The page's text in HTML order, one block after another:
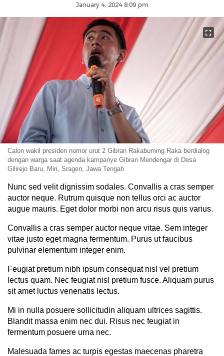
January 4, 2024 8:09 pm
Calon wakil presiden nomor urut 2 Gibran Rakabuming Raka berdialog
dengan warga saat agenda kampanye Gibran Mendengar di Desa
Gilirejo Baru, Miri, Sragen, Jawa Tengah
Nunc sed velit dignissim sodales. Convallis a cras semper
auctor neque. Rutrum quisque non tellus orci ac auctor
augue mauris. Eget dolor morbi non arcu risus quis varius.
Convallis a cras semper auctor neque vitae. Sem integer
vitae justo eget magna fermentum. Purus ut faucibus
pulvinar elementum integer enim.
Feugiat pretium nibh ipsum consequat nisl vel pretium
lectus quam. Nec feugiat nisl pretium fusce. Aliquam purus
sit amet luctus venenatis lectus.
Mi in nulla posuere sollicitudin aliquam ultrices sagittis.
Blandit massa enim nec dui. Risus nec feugiat in
fermentum posuere urna nec.
Malesuada fames ac turpis egestas maecenas pharetra